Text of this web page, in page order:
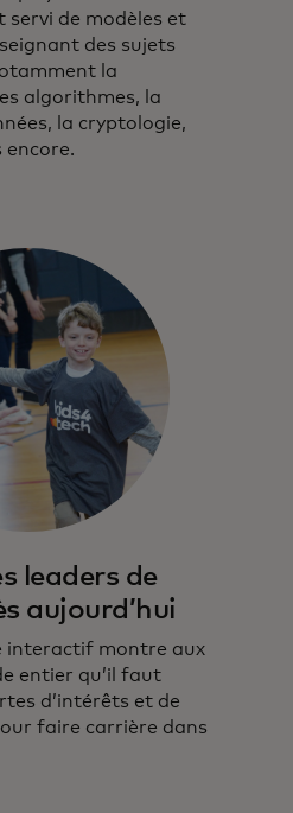
servi de modèles et
des sujets
la
algorithmes, la
la cryptologie,
encore.
leaders de
aujourd’hui
interactif montre aux
entier qu’il faut
d’intérêts et de
faire carrière dans